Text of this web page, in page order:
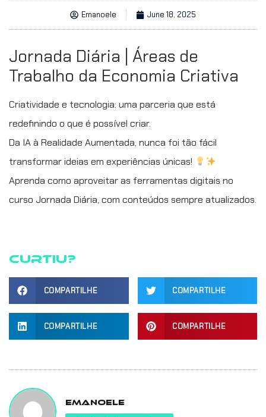
Emanoele June 18, 2025
Jornada Diária | Áreas de
Trabalho da Economia Criativa
Criatividade e tecnologia: uma parceria que está
redefinindo o que é possível criar.
Da IA à Realidade Aumentada, nunca foi tão fácil
transformar ideias em experiências únicas!
Aprenda como aproveitar as ferramentas digitais no
curso Jornada Diária, com conteúdos sempre atualizados.
Curtiu?
COMPARTILHE COMPARTILHE
COMPARTILHE COMPARTILHE
Emanoele